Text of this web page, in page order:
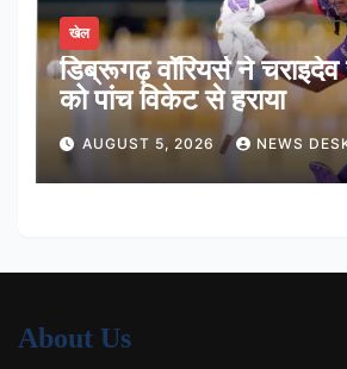
खेल
डिब्रूगढ़ वॉरियर्स ने
को पांच विकेट से हराया
AUGUST 5, 2026 NEWS
About Us